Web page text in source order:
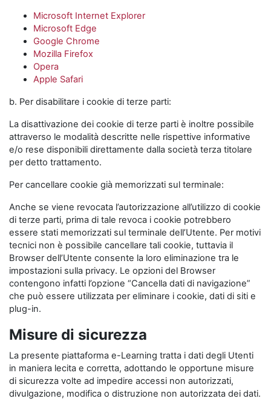
Microsoft Internet Explorer
Microsoft Edge
Google Chrome
Mozilla Firefox
Opera
Apple Safari
b. Per disabilitare i cookie di terze parti:
La disattivazione dei cookie di terze parti è inoltre possibile
attraverso le modalità descritte nelle rispettive informative
e/o rese disponibili direttamente dalla società terza titolare
per detto trattamento.
Per cancellare cookie già memorizzati sul terminale:
Anche se viene revocata l’autorizzazione all’utilizzo di cookie
di terze parti, prima di tale revoca i cookie potrebbero
essere stati memorizzati sul terminale dell’Utente. Per motivi
tecnici non è possibile cancellare tali cookie, tuttavia il
Browser dell’Utente consente la loro eliminazione tra le
impostazioni sulla privacy. Le opzioni del Browser
contengono infatti l’opzione “Cancella dati di navigazione”
che può essere utilizzata per eliminare i cookie, dati di siti e
plug-in.
Misure di sicurezza
La presente piattaforma e-Learning tratta i dati degli Utenti
in maniera lecita e corretta, adottando le opportune misure
di sicurezza volte ad impedire accessi non autorizzati,
divulgazione, modifica o distruzione non autorizzata dei dati.